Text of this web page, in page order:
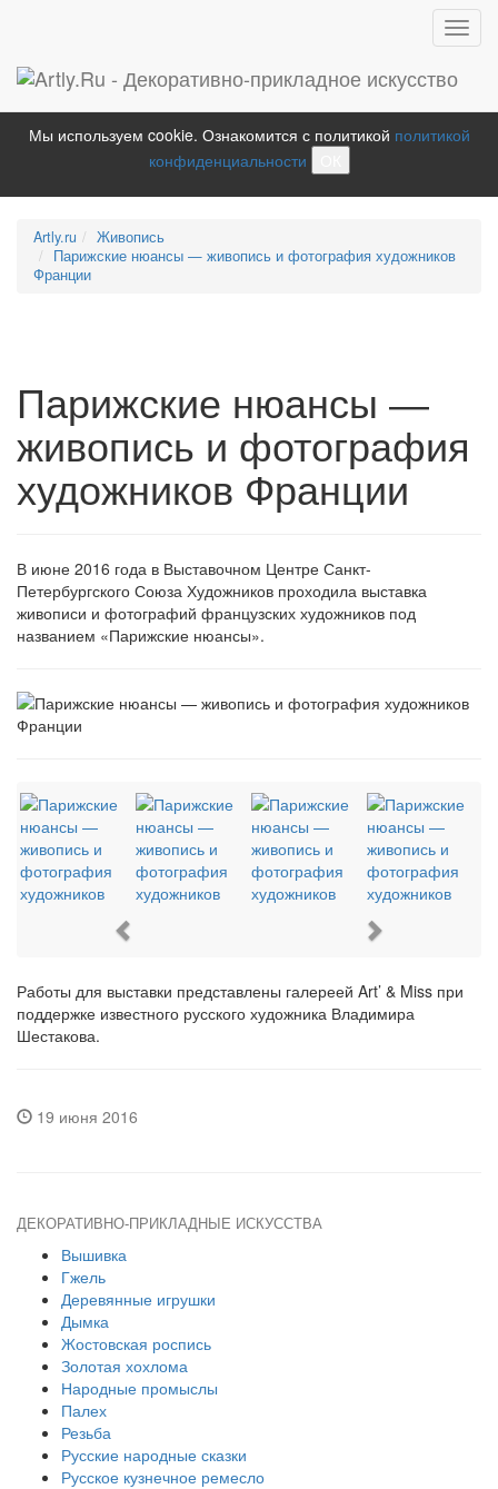
Мы используем cookie. Ознакомится с политикой политикой
конфиденциальности
Artly.ru
Живопись
Парижские нюансы — живопись и фотография художников
Франции
Парижские нюансы —
живопись и фотография
художников Франции
В июне 2016 года в Выставочном Центре Санкт-
Петербургского Союза Художников проходила выставка
живописи и фотографий французских художников под
названием «Парижские нюансы».
Работы для выставки представлены галереей Art’ & Miss при
поддержке известного русского художника Владимира
Шестакова.
19 июня 2016
ДЕКОРАТИВНО-ПРИКЛАДНЫЕ ИСКУССТВА
Вышивка
Гжель
Деревянные игрушки
Дымка
Жостовская роспись
Золотая хохлома
Народные промыслы
Палех
Резьба
Русские народные сказки
Русское кузнечное ремесло